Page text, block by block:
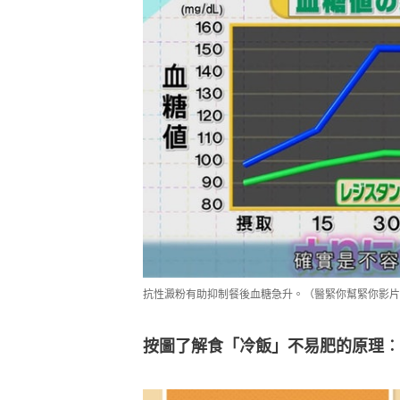
抗性澱粉有助抑制餐後血糖急升。（醫緊你幫緊你影
按圖了解食「冷飯」不易肥的原理︰